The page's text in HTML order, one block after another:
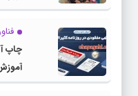
چاپ
دات